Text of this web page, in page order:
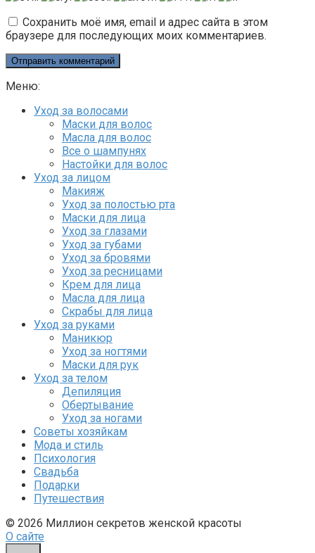
Сохранить моё имя, email и адрес сайта в этом
браузере для последующих моих комментариев.
Меню:
Уход за волосами
Маски для волос
Масла для волос
Все о шампунях
Настойки для волос
Уход за лицом
Макияж
Уход за полостью рта
Маски для лица
Уход за глазами
Уход за губами
Уход за бровями
Уход за ресницами
Крем для лица
Масла для лица
Скрабы для лица
Уход за руками
Маникюр
Уход за ногтями
Маски для рук
Уход за телом
Депиляция
Обертывание
Уход за ногами
Советы хозяйкам
Мода и стиль
Психология
Свадьба
Подарки
Путешествия
© 2026 Миллион секретов женской красоты
О сайте